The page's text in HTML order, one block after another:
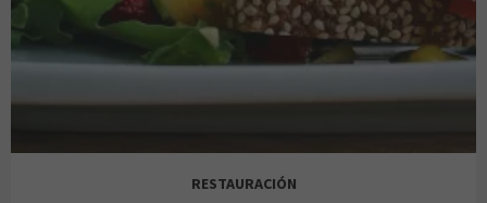
TOUS
JUGUETTOS
BELROS
RESTAURACIÓN